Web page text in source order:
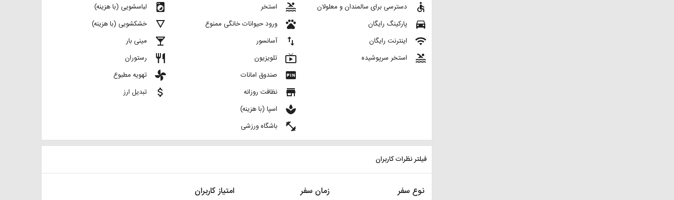
local_laundry_service لباسشویی (با هزینه)
details خشکشویی (با هزینه)
local_bar مینی بار
restaurant رستوران
toys تهویه مطبوع
attach_money تبدیل ارز
pool استخر
pets ورود حیوانات خانگی ممنوع
import_export آسانسور
live_tv تلویزیون
fiber_pin صندوق امانات
store نظافت روزانه
spa اسپا (با هزینه)
fitness_center باشگاه ورزشی
accessible دسترسی برای سالمندان و معلولان
directions_car پارکینگ رایگان
wifi اینترنت رایگان
pool استخر سرپوشیده
فیلتر نظرات کاربران
امتیاز کاربران زمان سفر نوع سفر